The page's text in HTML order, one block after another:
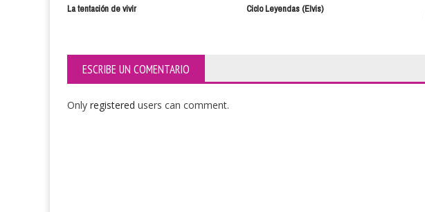
La tentación de vivir Ciclo Leyendas (Elvis)
ESCRIBE UN COMENTARIO
Only registered users can comment.